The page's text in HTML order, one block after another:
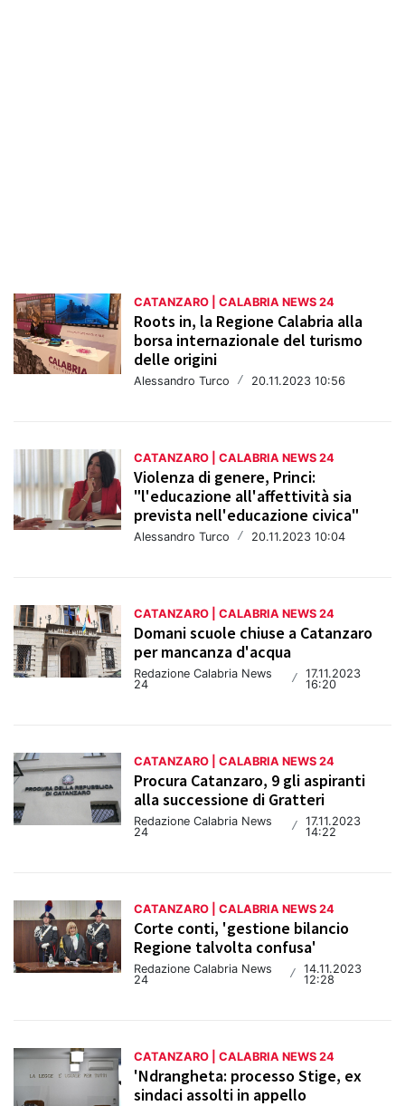
CATANZARO | CALABRIA NEWS 24
Roots in, la Regione Calabria alla
borsa internazionale del turismo
delle origini
Alessandro Turco / 20.11.2023 10:56
CATANZARO | CALABRIA NEWS 24
Violenza di genere, Princi:
"l'educazione all'affettività sia
prevista nell'educazione civica"
Alessandro Turco / 20.11.2023 10:04
CATANZARO | CALABRIA NEWS 24
Domani scuole chiuse a Catanzaro
per mancanza d'acqua
Redazione Calabria News
24
/
17.11.2023
16:20
CATANZARO | CALABRIA NEWS 24
Procura Catanzaro, 9 gli aspiranti
alla successione di Gratteri
Redazione Calabria News
24
/
17.11.2023
14:22
CATANZARO | CALABRIA NEWS 24
Corte conti, 'gestione bilancio
Regione talvolta confusa'
Redazione Calabria News
24
/
14.11.2023
12:28
CATANZARO | CALABRIA NEWS 24
'Ndrangheta: processo Stige, ex
sindaci assolti in appello